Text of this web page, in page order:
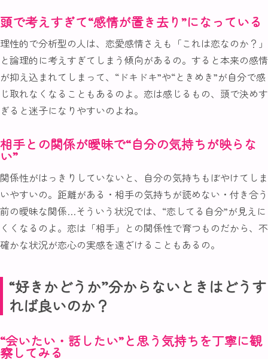
頭で考えすぎて“感情が置き去り”になっている
理性的で分析型の人は、恋愛感情さえも「これは恋なのか？」
と論理的に考えすぎてしまう傾向があるの。すると本来の感情
が抑え込まれてしまって、“ドキドキ”や“ときめき”が自分で感
じ取れなくなることもあるのよ。恋は感じるもの、頭で決めす
ぎると迷子になりやすいのよね。
相手との関係が曖昧で“自分の気持ちが映らな
い”
関係性がはっきりしていないと、自分の気持ちもぼやけてしま
いやすいの。距離がある・相手の気持ちが読めない・付き合う
前の曖昧な関係…そういう状況では、“恋してる自分”が見えに
くくなるのよ。恋は「相手」との関係性で育つものだから、不
確かな状況が恋心の実感を遠ざけることもあるの。
“好きかどうか”分からないときはどうす
れば良いのか？
“会いたい・話したい”と思う気持ちを丁寧に観
察してみる